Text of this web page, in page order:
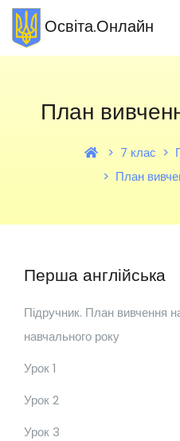
Освіта.Онлайн
План
7 клас
План
Перша англійська
Підручник. План вивчення
навчального року
Урок 1
Урок 2
Урок 3